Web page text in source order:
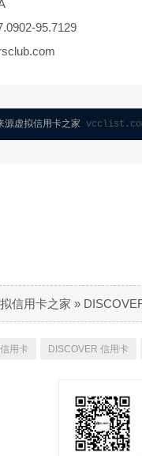
95.7129
源虚拟信用卡之家
信用卡之家 »
用卡 DISCOVER 信用卡